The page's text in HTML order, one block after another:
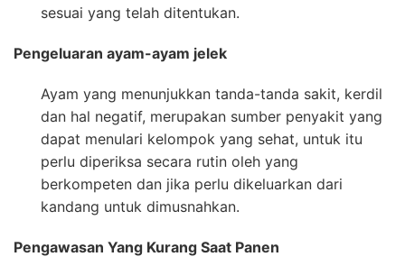
sesuai yang telah ditentukan.
Pengeluaran ayam-ayam jelek
Ayam yang menunjukkan tanda-tanda sakit, kerdil
dan hal negatif, merupakan sumber penyakit yang
dapat menulari kelompok yang sehat, untuk itu
perlu diperiksa secara rutin oleh yang
berkompeten dan jika perlu dikeluarkan dari
kandang untuk dimusnahkan.
Pengawasan Yang Kurang Saat Panen